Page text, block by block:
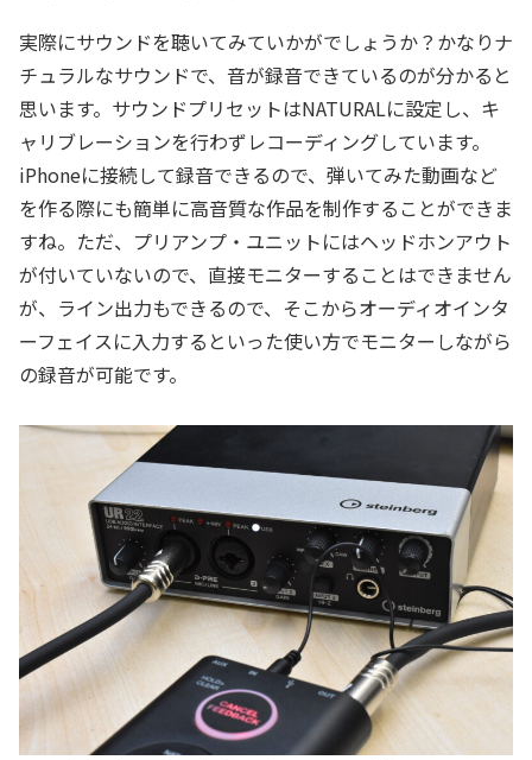
実際にサウンドを聴いてみていかがでしょうか？かなりナ
チュラルなサウンドで、音が録音できているのが分かると
思います。サウンドプリセットはNATURALに設定し、キ
ャリブレーションを行わずレコーディングしています。
iPhoneに接続して録音できるので、弾いてみた動画など
を作る際にも簡単に高音質な作品を制作することができま
すね。ただ、プリアンプ・ユニットにはヘッドホンアウト
が付いていないので、直接モニターすることはできません
が、ライン出力もできるので、そこからオーディオインタ
ーフェイスに入力するといった使い方でモニターしながら
の録音が可能です。